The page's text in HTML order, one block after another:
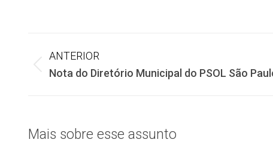
Navegação
de
post:
ANTERIOR
Post
Nota do Diretório Municipal do PSOL São
Mais sobre esse assunto